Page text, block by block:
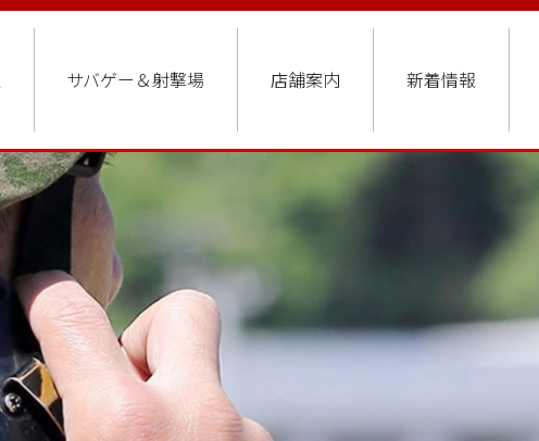
サバゲー＆射撃場 店舗案内 新着情報